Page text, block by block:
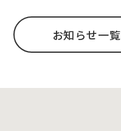
お知らせ一覧